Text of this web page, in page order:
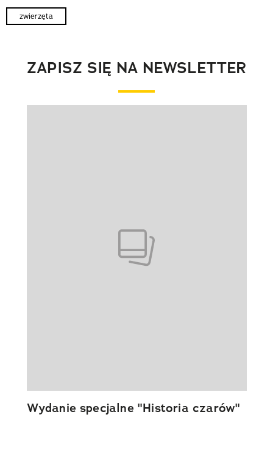
zwierzęta
ZAPISZ SIĘ NA NEWSLETTER
Wydanie specjalne "Historia czarów"